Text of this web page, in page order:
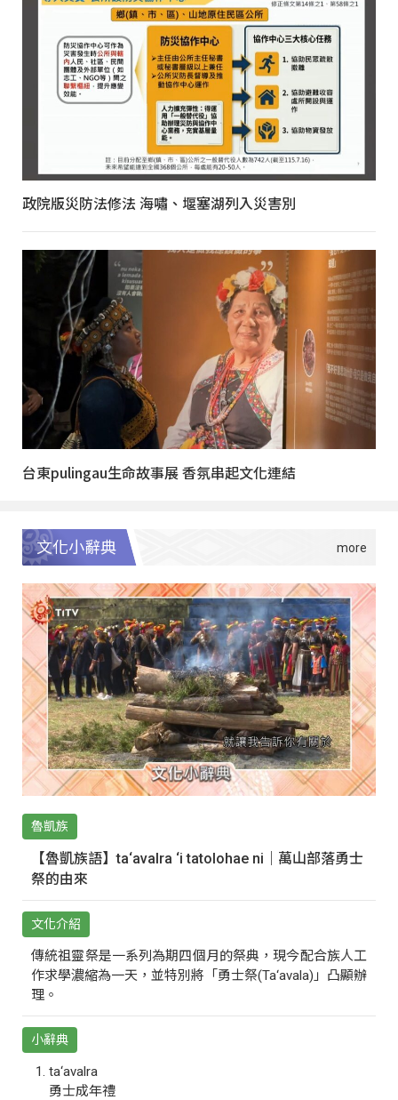
政院版災防法修法 海嘯、堰塞湖列入災害別
台東pulingau生命故事展 香氛串起文化連結
文化小辭典
魯凱族
【魯凱族語】ta‘avalra ‘i tatolohae ni｜萬山部落勇士
祭的由來
文化介紹
傳統祖靈祭是一系列為期四個月的祭典，現今配合族人工
作求學濃縮為一天，並特別將「勇士祭(Ta‘avala)」凸顯辦
理。
小辭典
ta‘avalra
勇士成年禮